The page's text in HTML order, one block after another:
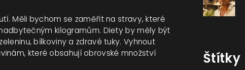
Měli bychom se zaměřit na stravy, které
kilogramům. Diety by měly být
bílkoviny a zdravé tuky. Vyhnout
které obsahují obrovské množství
Štítky